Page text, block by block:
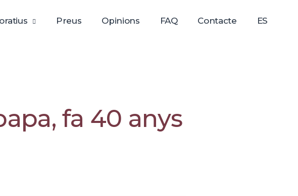
Preus Opinions FAQ Contacte ES
fa 40 anys